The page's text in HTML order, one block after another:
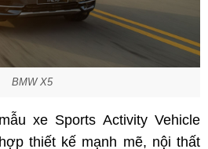
BMW X5
xe Sports Activity Vehicle
thiết kế mạnh mẽ, nội thất